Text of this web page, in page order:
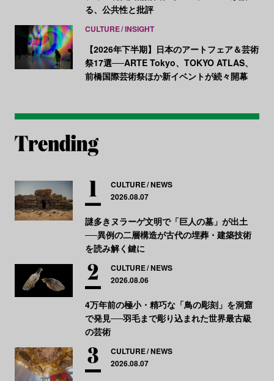
る、公共性と批評
CULTURE INSIGHT
【2026年下半期】日本のアートフェア＆芸術
祭17選──ARTE Tokyo、TOKYO ATLAS、
前橋国際芸術祭ほか新イベントが続々開幕
CULTURE NEWS
2026.08.07
謎多きヌラーゲ文明で「巨人の墓」が出土
──異例の二層構造が古代の埋葬・建築技術
を読み解く鍵に
CULTURE NEWS
2026.08.06
4万年前の極小・精巧な「鳥の彫刻」を洞窟
で発見──羽毛まで彫り込まれた世界最古級
の芸術
CULTURE NEWS
2026.08.07